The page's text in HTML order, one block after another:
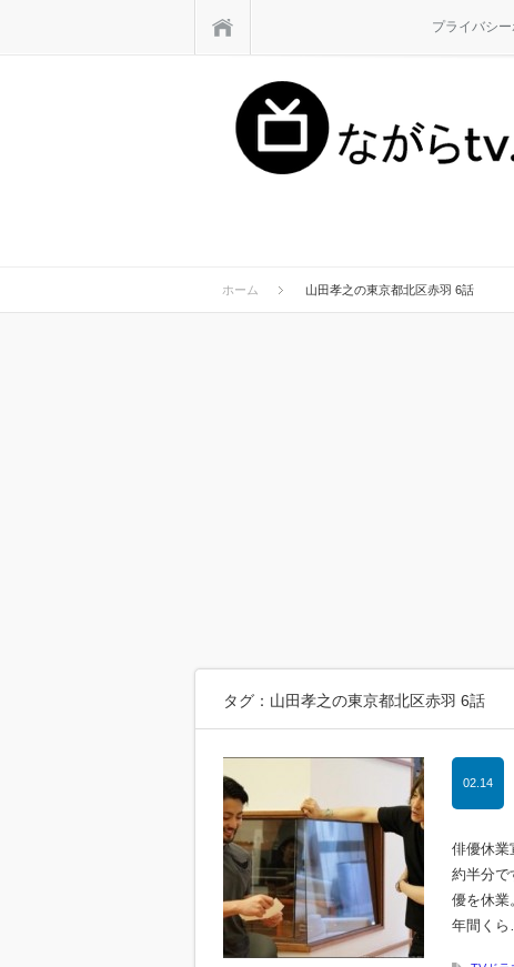
プライバシ
ホーム 山田孝之の東京都北区赤羽 6話
タグ：山田孝之の東京都北区赤羽 6話
02.14
俳優休業
約半分で
優を休業
年間く